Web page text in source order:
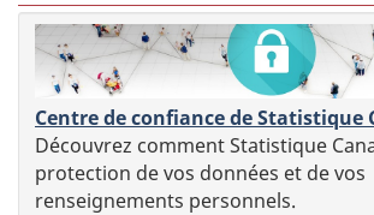
Centre de confiance de Statistique
Découvrez comment Statistique
protection de vos données et de vos
renseignements personnels.